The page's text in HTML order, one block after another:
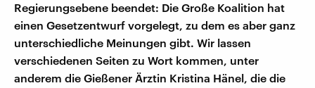
Regierungsebene beendet: Die Große Koalition hat
einen Gesetzentwurf vorgelegt, zu dem es aber ganz
unterschiedliche Meinungen gibt. Wir lassen
verschiedenen Seiten zu Wort kommen, unter
anderem die Gießener Ärztin Kristina Hänel, die die